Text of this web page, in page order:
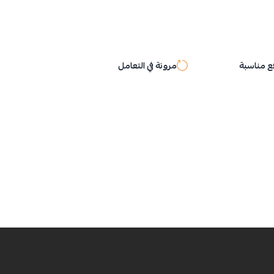
مناسبة مرونة في التعامل